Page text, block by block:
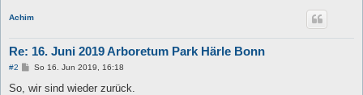
Achim
Re: 16. Juni 2019 Arboretum Park Härle Bonn
#2
B
i
So 16. Jun 2019, 16:18
So, wir sind wieder zurück.